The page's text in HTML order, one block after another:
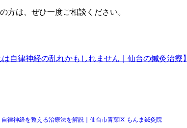
方は、ぜひ一度ご相談ください。
自律神経の乱れかもしれません｜仙台の鍼灸治療】
律神経を整える治療法を解説｜仙台市青葉区 もんま鍼灸院